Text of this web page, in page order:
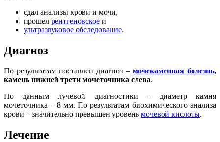
сдал анализы крови и мочи,
прошел рентгеновское и
ультразвуковое обследование.
Диагноз
По результатам поставлен диагноз – мочекаменная болезнь,
камень нижней трети мочеточника слева.
По данным лучевой диагностики – диаметр камня
мочеточника – 8 мм. По результатам биохимического анализа
крови – значительно превышен уровень мочевой кислоты.
Лечение